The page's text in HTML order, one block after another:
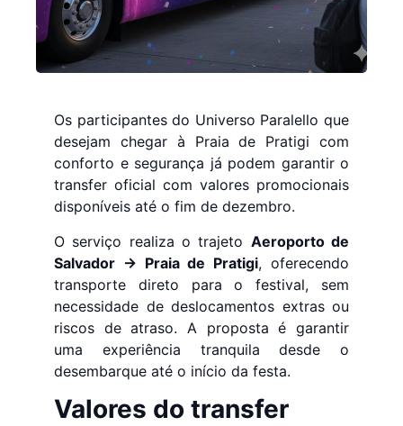
Os participantes do Universo Paralello que
desejam chegar à Praia de Pratigi com
conforto e segurança já podem garantir o
transfer oficial com valores promocionais
disponíveis até o fim de dezembro.
O serviço realiza o trajeto Aeroporto de
Salvador → Praia de Pratigi, oferecendo
transporte direto para o festival, sem
necessidade de deslocamentos extras ou
riscos de atraso. A proposta é garantir
uma experiência tranquila desde o
desembarque até o início da festa.
Valores do transfer